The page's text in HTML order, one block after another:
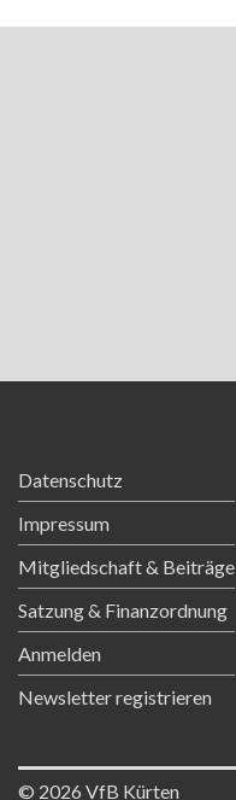
Datenschutz
Impressum
Mitgliedschaft & Beiträge
Satzung & Finanzordnung
Anmelden
Newsletter registrieren
© 2026 VfB Kürten